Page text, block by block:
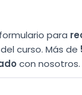
para
del curso. Más de
con nosotros.